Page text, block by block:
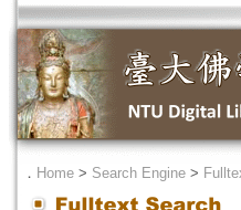
． Home > Search Engine >